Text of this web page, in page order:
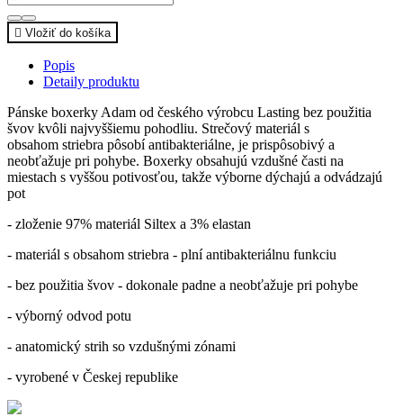
 Vložiť do košíka
Popis
Detaily produktu
Pánske boxerky Adam od českého výrobcu Lasting bez použitia
švov kvôli najvyššiemu pohodliu. Strečový materiál s
obsahom striebra pôsobí antibakteriálne, je prispôsobivý a
neobťažuje pri pohybe. Boxerky obsahujú vzdušné časti na
miestach s vyššou potivosťou, takže výborne dýchajú a odvádzajú
pot
- zloženie 97% materiál Siltex a 3% elastan
- materiál s obsahom striebra - plní antibakteriálnu funkciu
- bez použitia švov - dokonale padne a neobťažuje pri pohybe
- výborný odvod potu
- anatomický strih so vzdušnými zónami
- vyrobené v Českej republike